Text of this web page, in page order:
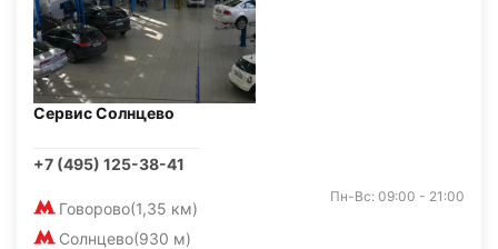
Сервис Солнцево
+7 (495) 125-38-41
Говорово(1,35 км)
Солнцево(930 м)
Пн-Вс: 09:00 - 21:00